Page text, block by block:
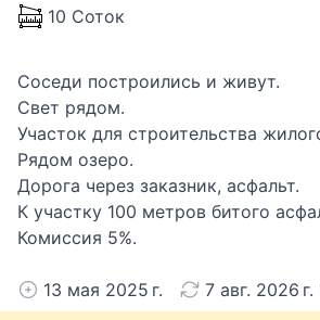
10 Соток
Соседи построились и живут.
Свет рядом.
Участок для строительства
Рядом озеро.
Дорога через заказник, асфальт.
К участку 100 метров битого
Комиссия 5%.
13 мая 2025 г. 7 авг. 2026